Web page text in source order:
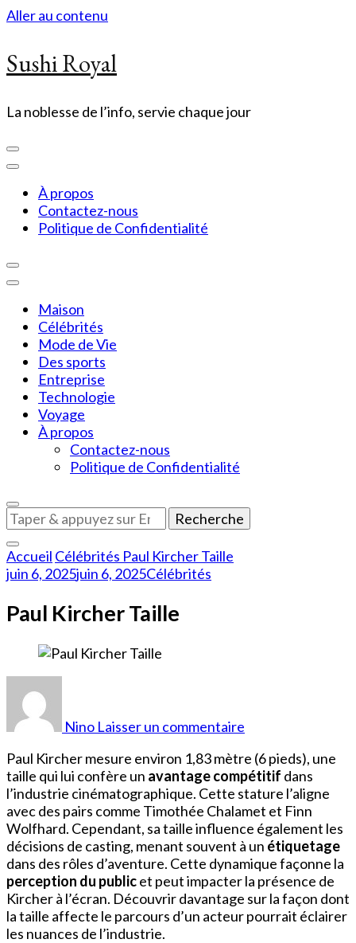
Aller au contenu
Sushi Royal
La noblesse de l’info, servie chaque jour
À propos
Contactez-nous
Politique de Confidentialité
Maison
Célébrités
Mode de Vie
Des sports
Entreprise
Technologie
Voyage
À propos
Contactez-nous
Politique de Confidentialité
Vous
recherchiez
quelque
chose
?
Accueil Célébrités Paul Kircher Taille
juin 6, 2025juin 6, 2025Célébrités
Paul Kircher Taille
Nino Laisser un commentaire
Taille
Paul Kircher mesure environ 1,83 mètre (6 pieds), une
taille qui lui confère un avantage compétitif dans
l’industrie cinématographique. Cette stature l’aligne
avec des pairs comme Timothée Chalamet et Finn
Wolfhard. Cependant, sa taille influence également les
décisions de casting, menant souvent à un étiquetage
dans des rôles d’aventure. Cette dynamique façonne la
perception du publicet peut impacter la présence de
Kircher à l’écran. Découvrir davantage sur la façon dont
la taille affecte le parcours d’un acteur pourrait éclairer
les nuances de l’industrie.